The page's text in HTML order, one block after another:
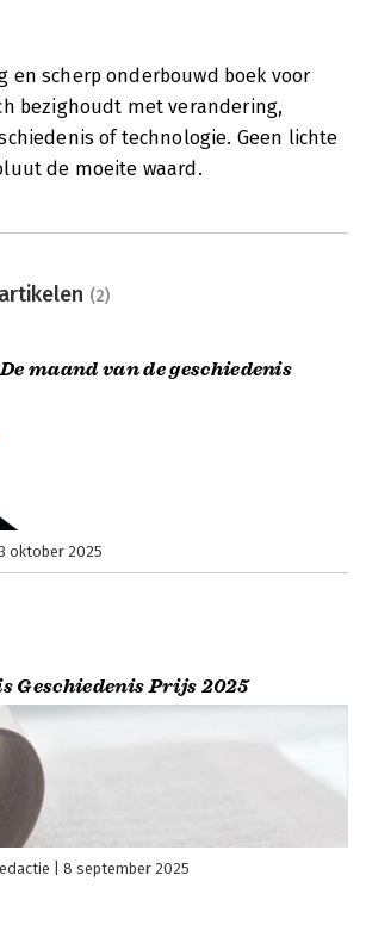
en scherp onderbouwd boek voor
bezighoudt met verandering,
of technologie. Geen lichte
de moeite waard.
(2)
maand van de geschiedenis
oktober 2025
Geschiedenis Prijs 2025
8 september 2025